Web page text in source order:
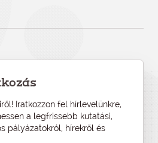
Iratkozzon fel hírlevelünkre,
a legfrissebb kutatási,
pályázatokról, hírekről és